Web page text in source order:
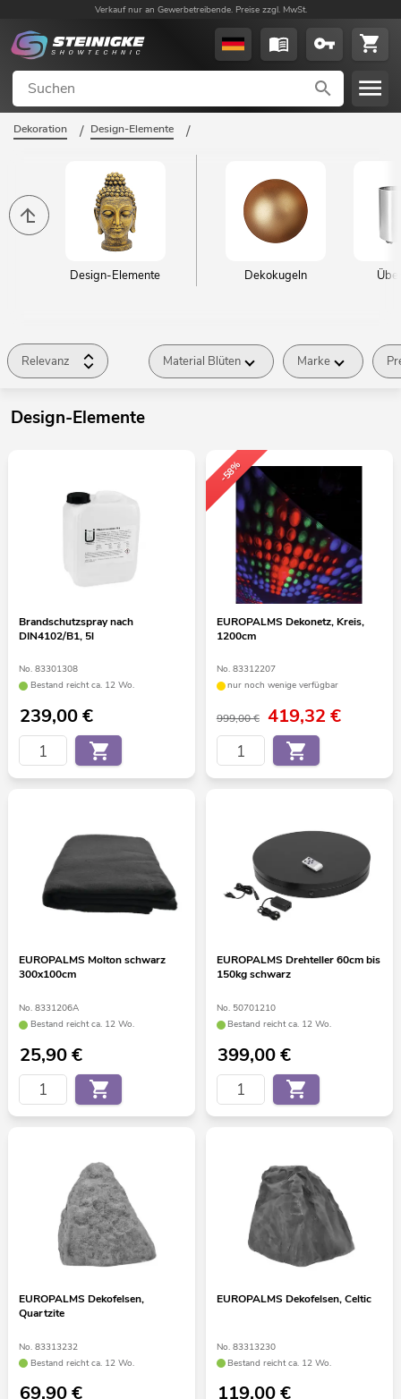
Verkauf nur an Gewerbetreibende. Preise zzgl. MwSt.
Dekoration / Design-Elemente /
Design-Elemente Dekokugeln
Relevanz Material Blüten Marke
Design-Elemente
Brandschutzspray nach
DIN4102/B1, 5l
No. 83301308
Bestand reicht ca. 12 Wo.
239,00€
-58%
EUROPALMS Dekonetz, Kreis,
1200cm
No. 83312207
nur noch wenige verfügbar
999,00 € 419,32 €
EUROPALMS Molton schwarz
300x100cm
No. 8331206A
Bestand reicht ca. 12 Wo.
25,90€
EUROPALMS Drehteller 60cm bis
150kg schwarz
No. 50701210
Bestand reicht ca. 12 Wo.
399,00€
EUROPALMS Dekofelsen,
Quartzite
No. 83313232
Bestand reicht ca. 12 Wo.
69,90€
EUROPALMS Dekofelsen, Celtic
No. 83313230
Bestand reicht ca. 12 Wo.
119,00€